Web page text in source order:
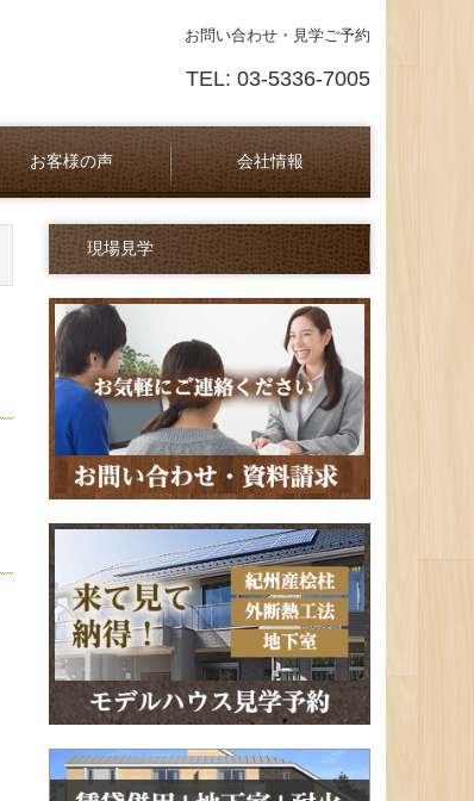
お問い合わせ・見学ご予約
TEL: 03-5336-7005
お客様の声 会社情報
採用情報
ネットワーク
お問合せ
参考画像
現場見学